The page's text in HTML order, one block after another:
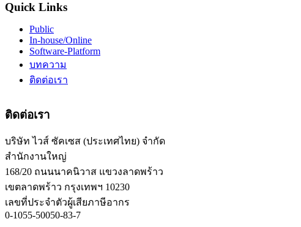
Quick Links
Public
In-house/Online
Software-Platform
บทความ
ติดต่อเรา
ติดต่อเรา
บริษัท ไวส์ ซัคเซส (ประเทศไทย) จำกัด
สำนักงานใหญ่
168/20 ถนนนาคนิวาส แขวงลาดพร้าว
เขตลาดพร้าว กรุงเทพฯ 10230
เลขที่ประจำตัวผู้เสียภาษีอากร
0-1055-50050-83-7